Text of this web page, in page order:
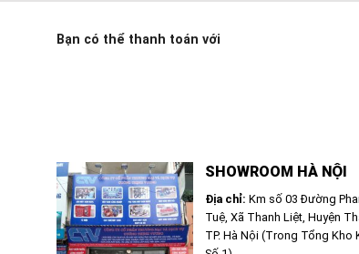
Bạn có thể thanh toán với
SHOWROOM HÀ NỘI
Địa chỉ: Km số 03 Đường
Tuệ, Xã Thanh Liệt, Huyện
TP. Hà Nội (Trong Tổng Kho